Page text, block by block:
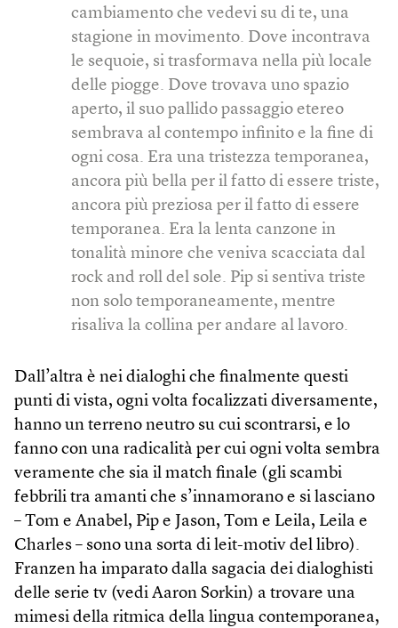
cambiamento che vedevi su di te, una
stagione in movimento. Dove incontrava
le sequoie, si trasformava nella più locale
delle piogge. Dove trovava uno spazio
aperto, il suo pallido passaggio etereo
sembrava al contempo infinito e la fine di
ogni cosa. Era una tristezza temporanea,
ancora più bella per il fatto di essere triste,
ancora più preziosa per il fatto di essere
temporanea. Era la lenta canzone in
tonalità minore che veniva scacciata dal
rock and roll del sole. Pip si sentiva triste
non solo temporaneamente, mentre
risaliva la collina per andare al lavoro.
Dall’altra è nei dialoghi che finalmente questi
punti di vista, ogni volta focalizzati diversamente,
hanno un terreno neutro su cui scontrarsi, e lo
fanno con una radicalità per cui ogni volta sembra
veramente che sia il match finale (gli scambi
febbrili tra amanti che s’innamorano e si lasciano
– Tom e Anabel, Pip e Jason, Tom e Leila, Leila e
Charles – sono una sorta di leit-motiv del libro).
Franzen ha imparato dalla sagacia dei dialoghisti
delle serie tv (vedi Aaron Sorkin) a trovare una
mimesi della ritmica della lingua contemporanea,